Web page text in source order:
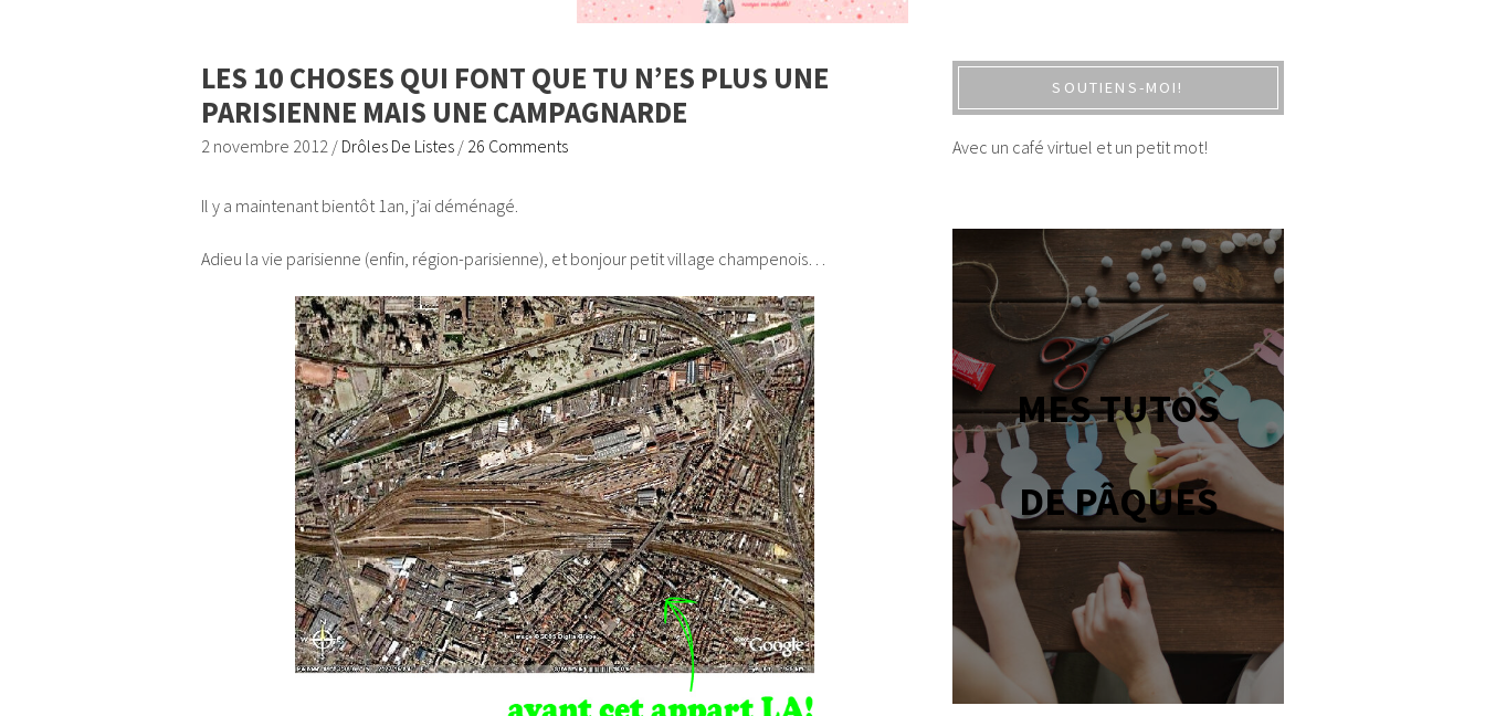
LES 10 CHOSES QUI FONT QUE TU N’ES PLUS UNE
PARISIENNE MAIS UNE CAMPAGNARDE
2 novembre 2012 / Drôles De Listes / 26 Comments
Il y a maintenant bientôt 1an, j’ai déménagé.
Adieu la vie parisienne (enfin, région-parisienne), et bonjour petit village champenois…
SOUTIENS-MOI!
Avec un café virtuel et un petit mot!
MES TUTOS
DE PÂQUES